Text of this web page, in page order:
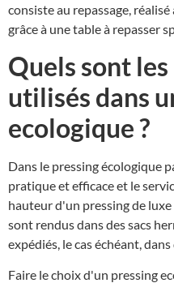
consiste au repassage,
grâce à une table à repasser
Quels sont
utilisés dans
ecologique ?
Dans le pressing écologique
pratique et efficace et le
hauteur d'un pressing de
sont rendus dans des sacs
expédiés, le cas échéant,
Faire le choix d'un pressing